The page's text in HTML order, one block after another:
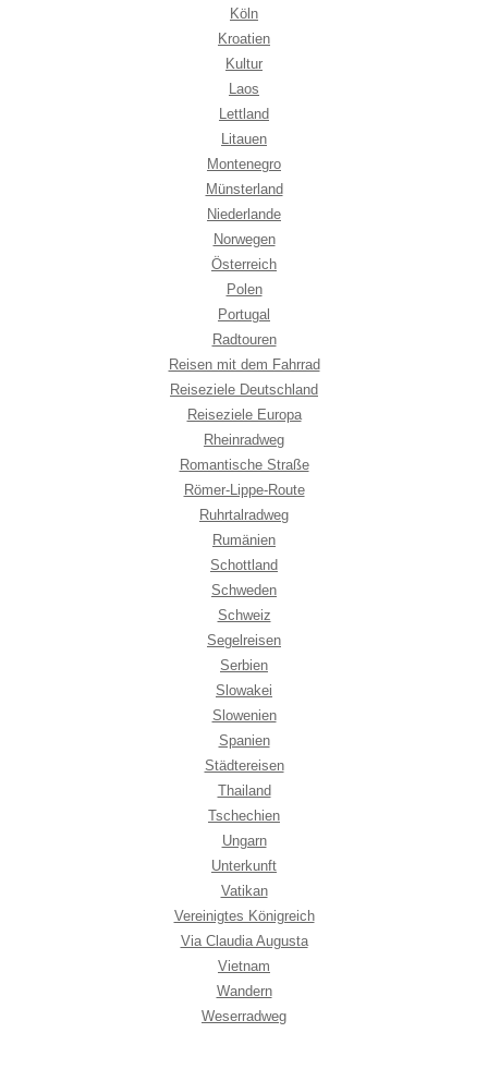
Köln
Kroatien
Kultur
Laos
Lettland
Litauen
Montenegro
Münsterland
Niederlande
Norwegen
Österreich
Polen
Portugal
Radtouren
Reisen mit dem Fahrrad
Reiseziele Deutschland
Reiseziele Europa
Rheinradweg
Romantische Straße
Römer-Lippe-Route
Ruhrtalradweg
Rumänien
Schottland
Schweden
Schweiz
Segelreisen
Serbien
Slowakei
Slowenien
Spanien
Städtereisen
Thailand
Tschechien
Ungarn
Unterkunft
Vatikan
Vereinigtes Königreich
Via Claudia Augusta
Vietnam
Wandern
Weserradweg